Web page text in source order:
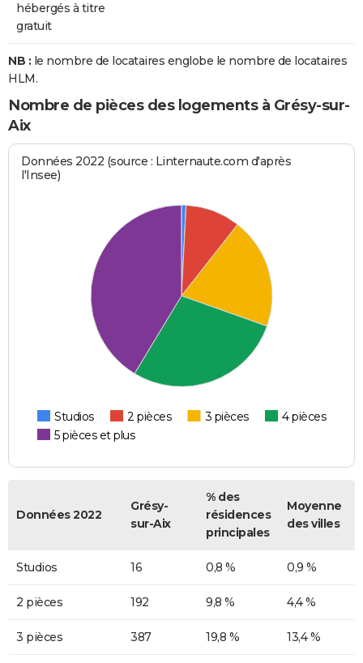
hébergés à titre
gratuit
NB : le nombre de locataires englobe le nombre de locataires
HLM.
Nombre de pièces des logements à Grésy-sur-
Aix
Données 2022 (source : Linternaute.com d'après
l'Insee)
Studios 2 pièces 3 pièces
4 pièces
5 pièces et plus
Données 2022
Grésy-
sur-Aix
% des
résidences
principales
Moyenne
des villes
Studios 16 0,8 % 0,9 %
2 pièces 192 9,8 % 4,4 %
3 pièces 387 19,8 % 13,4 %